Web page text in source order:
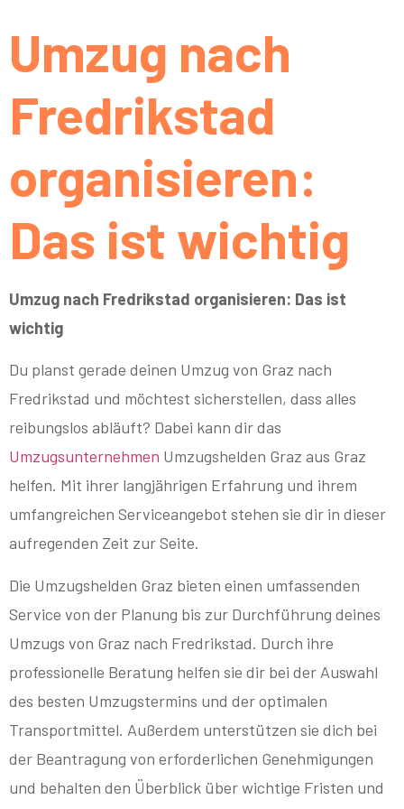
Umzug nach
Fredrikstad
organisieren:
Das ist wichtig
Umzug nach Fredrikstad organisieren: Das ist
wichtig
Du planst gerade deinen Umzug von Graz nach
Fredrikstad und möchtest sicherstellen, dass alles
reibungslos abläuft? Dabei kann dir das
Umzugsunternehmen Umzugshelden Graz aus Graz
helfen. Mit ihrer langjährigen Erfahrung und ihrem
umfangreichen Serviceangebot stehen sie dir in dieser
aufregenden Zeit zur Seite.
Die Umzugshelden Graz bieten einen umfassenden
Service von der Planung bis zur Durchführung deines
Umzugs von Graz nach Fredrikstad. Durch ihre
professionelle Beratung helfen sie dir bei der Auswahl
des besten Umzugstermins und der optimalen
Transportmittel. Außerdem unterstützen sie dich bei
der Beantragung von erforderlichen Genehmigungen
und behalten den Überblick über wichtige Fristen und